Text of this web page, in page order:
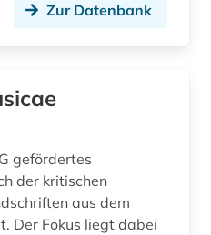
Zur Datenbank
gefördertes
der kritischen
aus dem
Der Fokus liegt dabei